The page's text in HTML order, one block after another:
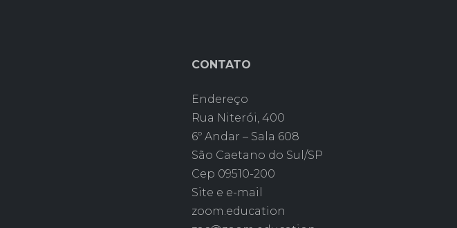
CONTATO
Endereço
Rua Niterói, 400
6º Andar – Sala 608
São Caetano do Sul/SP
Cep 09510-200
Site e e-mail
zoom.education